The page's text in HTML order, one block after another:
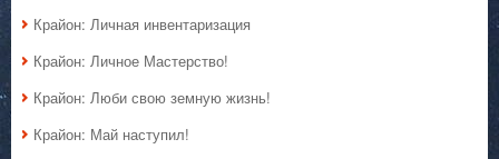
Крайон: Личная инвентаризация
Крайон: Личное Мастерство!
Крайон: Люби свою земную жизнь!
Крайон: Май наступил!